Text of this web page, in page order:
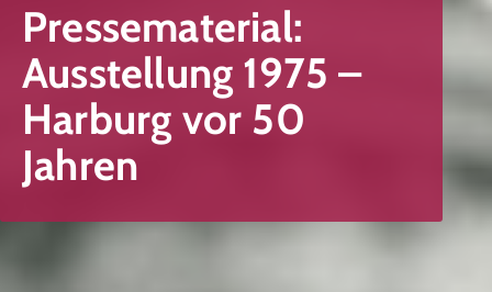
Pressematerial:
Ausstellung 1975 –
Harburg vor 50
Jahren